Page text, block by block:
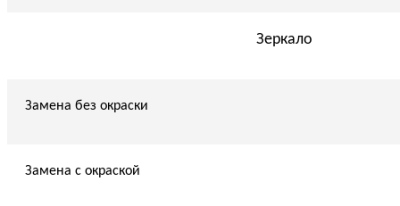
Зеркало
Замена без окраски
Замена с окраской